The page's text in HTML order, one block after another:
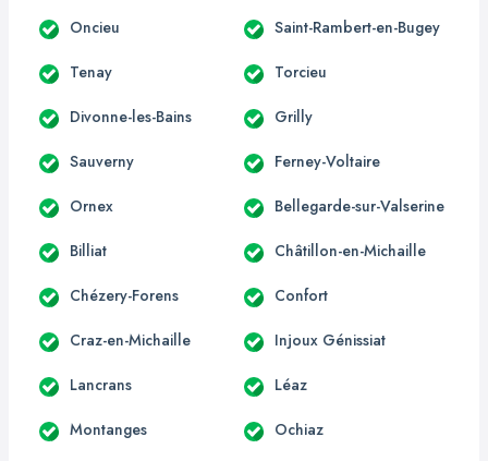
Oncieu Saint-Rambert-en-Bugey
Tenay Torcieu
Divonne-les-Bains Grilly
Sauverny Ferney-Voltaire
Ornex Bellegarde-sur-Valserine
Billiat Châtillon-en-Michaille
Chézery-Forens Confort
Craz-en-Michaille Injoux Génissiat
Lancrans Léaz
Montanges Ochiaz